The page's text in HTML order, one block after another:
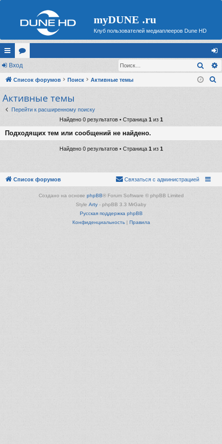
myDUNE .ru
Клуб пользователей медиаплееров Dune HD
с
ы
лк
и
ор
ум
хо
д
Вход
Список форумов Поиск Активные темы
Активные темы
Перейти к расширенному поиску
Найдено 0 результатов • Страница 1 из 1
Подходящих тем или сообщений не найдено.
Найдено 0 результатов • Страница 1из 1
Список форумов Связаться с администрацией
Создано на основе phpBB® Forum Software © phpBB Limited
Style Arty - phpBB 3.3 MrGaby
Русская поддержка phpBB
Конфиденциальность| Правила